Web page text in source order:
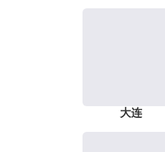
大连